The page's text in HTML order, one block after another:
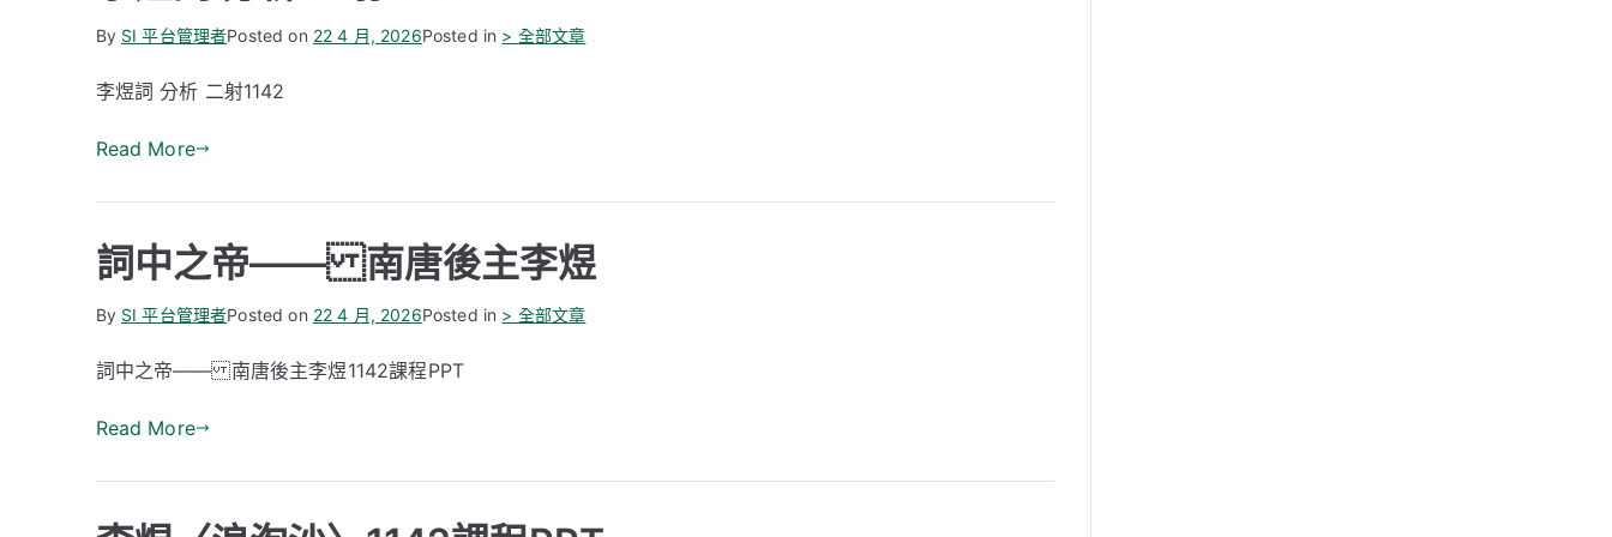
By SI 平台管理者Posted on 22 4 月, 2026Posted in > 全部文章
李煜詞 分析 二射1142
Read More
詞中之帝—— 南唐後主李煜
By SI 平台管理者Posted on 22 4 月, 2026Posted in > 全部文章
詞中之帝—— 南唐後主李煜1142課程PPT
Read More